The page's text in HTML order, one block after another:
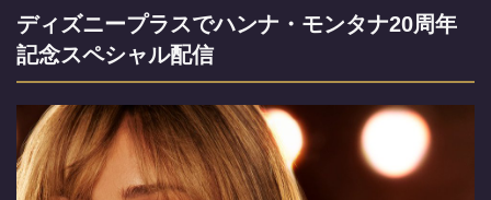
ディズニープラスでハンナ・モンタナ20周年
記念スペシャル配信